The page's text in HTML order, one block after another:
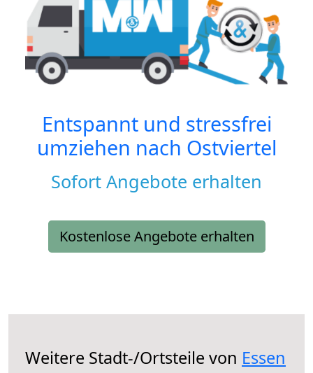
Entspannt und stressfrei
umziehen nach Ostviertel
Sofort Angebote erhalten
Kostenlose Angebote erhalten
Weitere Stadt-/Ortsteile von Essen